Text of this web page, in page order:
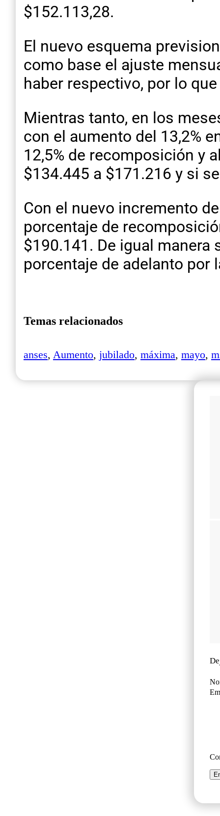
$152.113,28.
El nuevo esquema
como base el ajuste
haber respectivo, por lo
Mientras tanto, en los
con el aumento del 13,2%
12,5% de recomposición y
$134.445 a $171.216 y si
Con el nuevo incremento
porcentaje de
$190.141. De igual
porcentaje de adelanto por
Temas relacionados
anses, Aumento, jubilado, máxima, mayo,